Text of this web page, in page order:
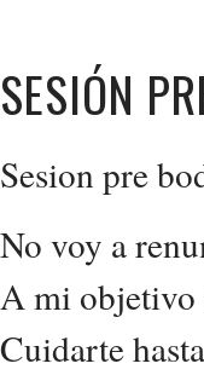
SESIÓN
Sesion pre
No voy a
A mi objetivo
Cuidarte